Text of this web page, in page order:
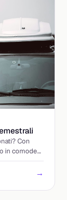
Con
in comode
→